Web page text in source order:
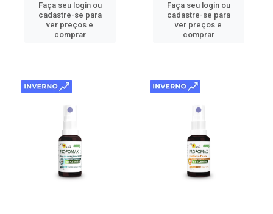
Faça seu login ou
cadastre-se para
ver preços e
comprar
Faça seu login ou
cadastre-se para
ver preços e
comprar